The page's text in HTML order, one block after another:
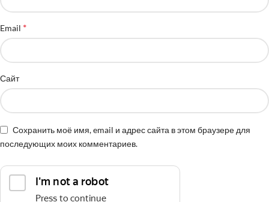
Email *
Сайт
Сохранить моё имя, email и адрес сайта в этом браузере для
последующих моих комментариев.